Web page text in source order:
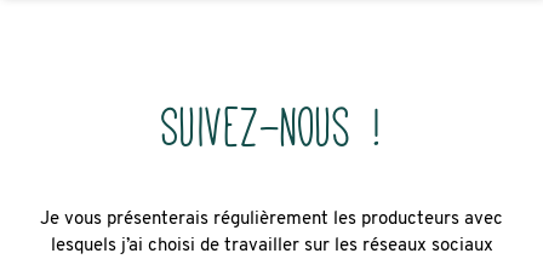
Suivez-nous !
Je vous présenterais régulièrement les producteurs avec
lesquels j’ai choisi de travailler sur les réseaux sociaux